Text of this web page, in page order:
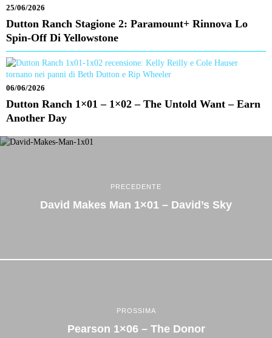
25/06/2026
Dutton Ranch Stagione 2: Paramount+ Rinnova Lo
Spin-Off Di Yellowstone
06/06/2026
Dutton Ranch 1×01 – 1×02 – The Untold Want – Earn
Another Day
PRECEDENTE
David Makes Man 1×01 – David’s Sky
PROSSIMA
Pearson 1×06 – The Donor